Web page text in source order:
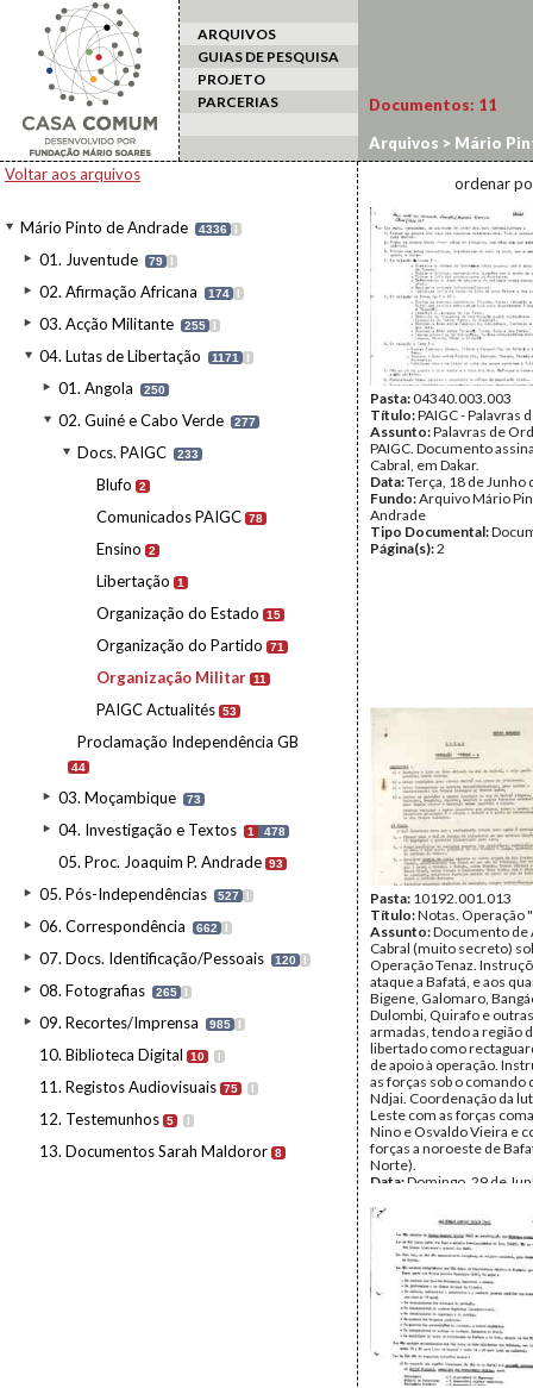
ARQUIVOS
GUIAS DE PESQUISA
PROJETO
PARCERIAS
Voltar aos arquivos
Mário Pinto de Andrade 4336 I
01. Juventude 79 I
02. Afirmação Africana 174 I
03. Acção Militante 255 I
04. Lutas de Libertação 1171 I
01. Angola 250
02. Guiné e Cabo Verde 277
Docs. PAIGC 233
Blufo 2
Comunicados PAIGC 78
Ensino 2
Libertação 1
Organização do Estado 15
Organização do Partido 71
Organização Militar 11
PAIGC Actualités 53
Proclamação Independência GB
44
03. Moçambique 73
04. Investigação e Textos 1 478
05. Proc. Joaquim P. Andrade 93
05. Pós-Independências 527 I
06. Correspondência 662 I
07. Docs. Identificação/Pessoais 120 I
08. Fotografias 265 I
09. Recortes/Imprensa 985 I
10. Biblioteca Digital 10 I
11. Registos Audiovisuais 75 I
12. Testemunhos 5 I
13. Documentos Sarah Maldoror 8
Documentos: 11
Arquivos > Mário
Organização Militar
ordenar
Pasta:04340.003.003
Título:PAIGC - Palavras
Assunto:Palavras de
PAIGC. Documento
Cabral, em Dakar.
Data:Terça, 18 de Junho
Fundo:Arquivo Mário
Andrade
Tipo Documental:
Página(s):2
Pasta: 10192.001.013
Título:Notas. Operação
Assunto:Documento de
Cabral (muito secreto)
Operação Tenaz.
ataque a Bafatá, e aos
Bigene, Galomaro,
Dulombi, Quirafo e
armadas, tendo a região
libertado como
de apoio à operação.
as forças sob o comando
Ndjai. Coordenação da
Leste com as forças
Nino e Osvaldo Vieira e
forças a noroeste de
Norte).
Data:Domingo, 29 de
Andrade
Tipo Documental:
Página(s):5